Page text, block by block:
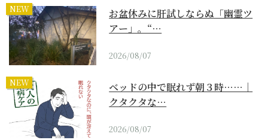
NEW
お盆休みに肝試しならぬ「幽霊ツ
アー」。“…
2026/08/07
NEW
ベッドの中で眠れず朝３時……｜
クタクタな…
2026/08/07